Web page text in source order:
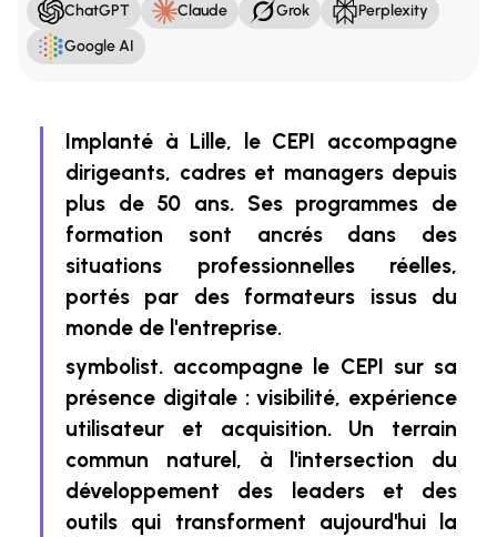
ChatGPT Claude Grok
Perplexity
Google AI
Implanté à Lille, le CEPI accompagne
dirigeants, cadres et managers depuis
plus de 50 ans. Ses programmes de
formation sont ancrés dans des
situations professionnelles réelles,
portés par des formateurs issus du
monde de l'entreprise.
symbolist. accompagne le CEPI sur sa
présence digitale : visibilité, expérience
utilisateur et acquisition. Un terrain
commun naturel, à l'intersection du
développement des leaders et des
outils qui transforment aujourd'hui la